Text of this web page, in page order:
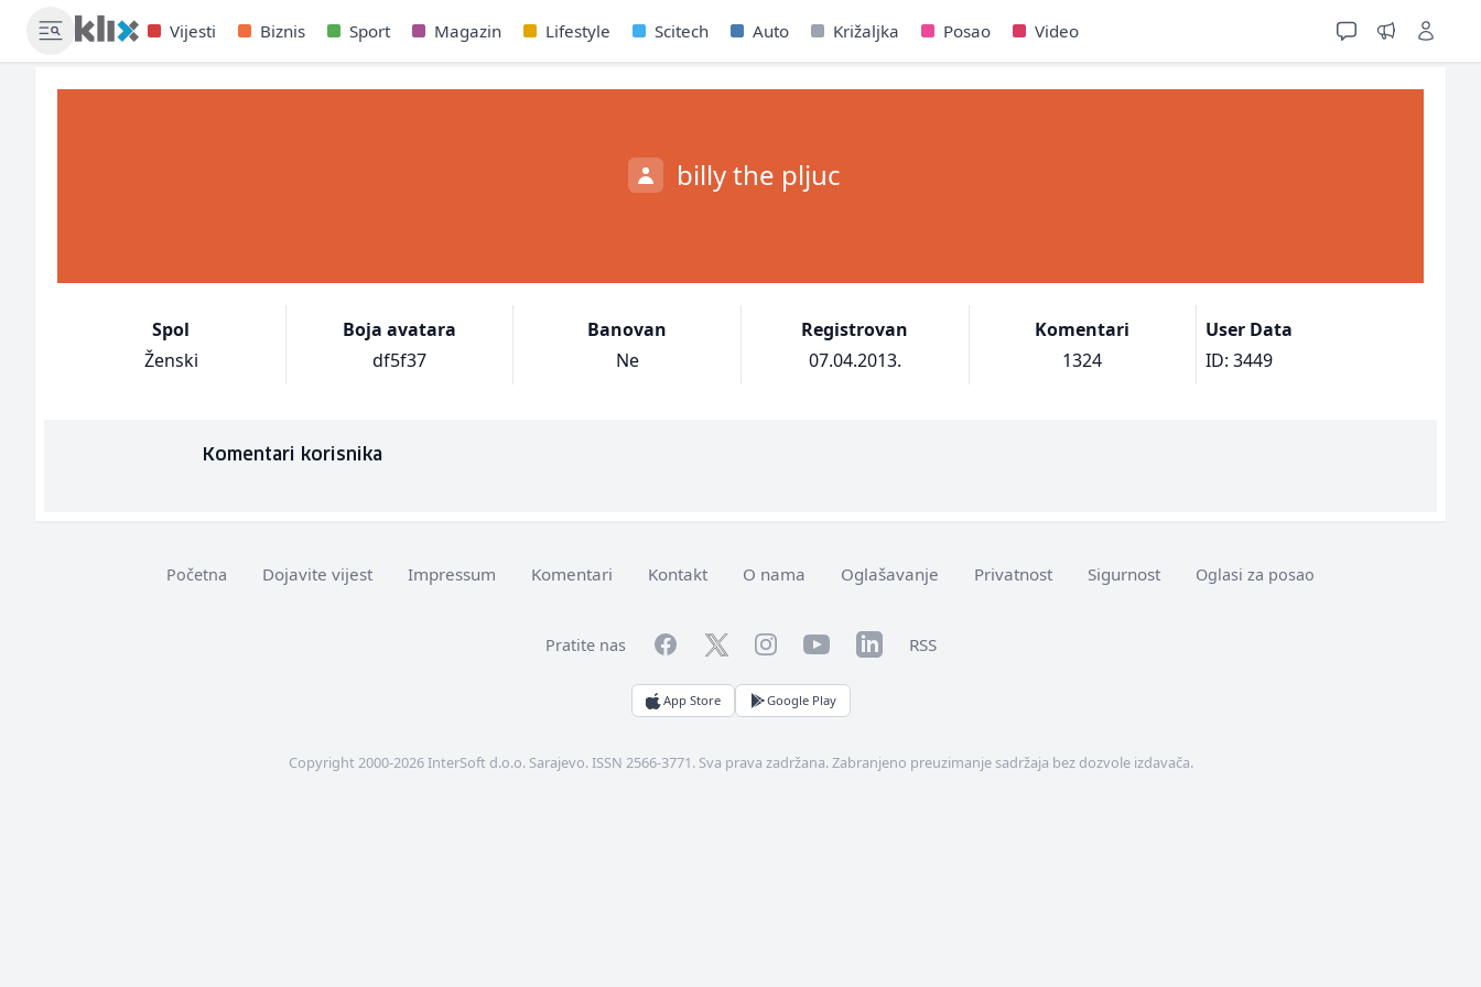
Vijesti Biznis Sport Magazin Lifestyle Scitech Auto Križaljka Posao Video
billy the pljuc
Spol
Ženski
Boja avatara
df5f37
Banovan
Ne
Registrovan
07.04.2013.
Komentari
1324
User Data
ID: 3449
Komentari korisnika
Početna Dojavite vijest Impressum Komentari Kontakt O nama Oglašavanje Privatnost Sigurnost Oglasi za posao
Pratite nas FacebookTwitterInstagramYouTubeLinkedInRSS
App Store Google Play
Copyright 2000-2026 InterSoft d.o.o. Sarajevo. ISSN 2566-3771. Sva prava zadržana. Zabranjeno preuzimanje sadržaja bez dozvole izdavača.